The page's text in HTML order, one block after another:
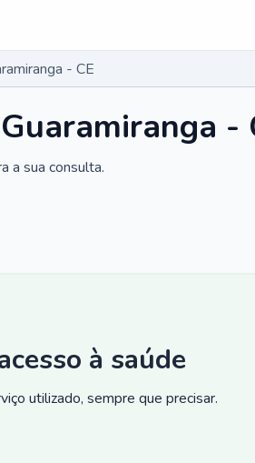
- CE
-
a sua consulta.
à saúde
utilizado, sempre que precisar.